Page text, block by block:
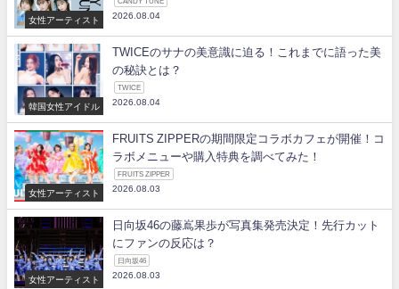
女性アーティスト 2026.08.04
韓国女性アイドル
TWICEのサナの美意識に迫る！これまでに語った美
の秘訣とは？
TWICE
2026.08.04
女性アーティスト
FRUITS ZIPPERの期間限定コラボカフェが開催！コ
ラボメニューや購入特典を調べてみた！
FRUITS ZIPPER
2026.08.03
女性アーティスト
日向坂46の藤嶌果歩が写真集発売決定！先行カット
にファンの反応は？
日向坂46
2026.08.03